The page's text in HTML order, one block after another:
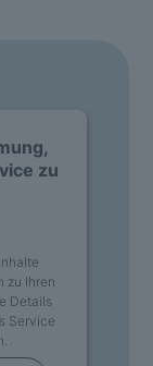
zu
zu Ihren
Details
Service